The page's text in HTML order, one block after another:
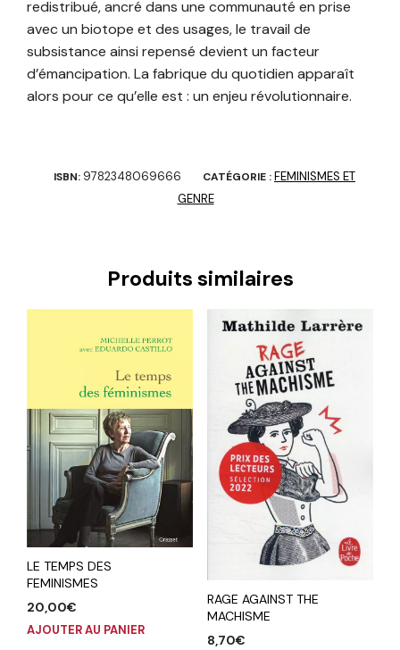
redistribué, ancré dans une communauté en prise
avec un biotope et des usages, le travail de
subsistance ainsi repensé devient un facteur
d’émancipation. La fabrique du quotidien apparaît
alors pour ce qu’elle est : un enjeu révolutionnaire.
ISBN: 9782348069666 CATÉGORIE :FEMINISMES ET
GENRE
Produits similaires
LE TEMPS DES
FEMINISMES
20,00€
AJOUTER AU PANIER
RAGE AGAINST THE
MACHISME
8,70€